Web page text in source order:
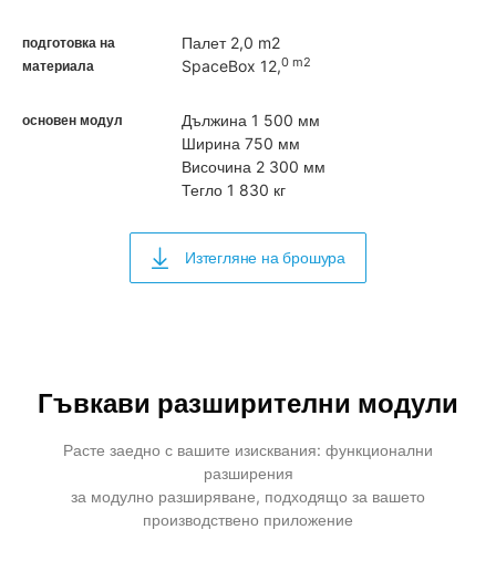
подготовка на
материала
Палет 2,0 m2
SpaceBox 12,0 m2
основен модул
Дължина 1 500 мм
Ширина 750 мм
Височина 2 300 мм
Тегло 1 830 кг
Изтегляне на брошура
Гъвкави разширителни модули
Расте заедно с вашите изисквания: функционални
разширения
за модулно разширяване, подходящо за вашето
производствено приложение